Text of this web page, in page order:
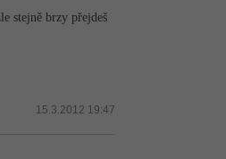
stejně brzy přejdeš
15.3.2012 19:47